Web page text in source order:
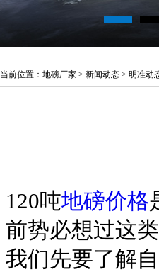
当前位置： 地磅厂家 > 新闻动态 > 明准动
120吨地磅价格
前势必想过这
我们先要了解